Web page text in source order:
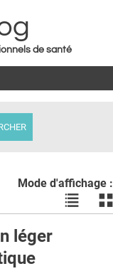
de santé
Mode d'affichage :
Voir
les
les
léger